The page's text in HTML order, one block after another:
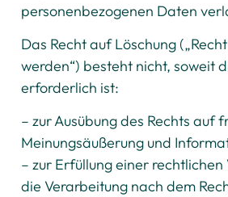
personenbezogenen Daten
Das Recht auf Löschung
werden“) besteht nicht, soweit
erforderlich ist:
– zur Ausübung des Rechts auf
Meinungsäußerung und
– zur Erfüllung einer
die Verarbeitung nach dem